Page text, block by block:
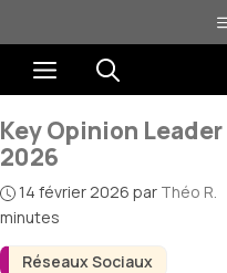
au
contenuMenu
Réseaux Sociaux
Key Opinion
2026
14 février 2026 par Théo R.
minutes